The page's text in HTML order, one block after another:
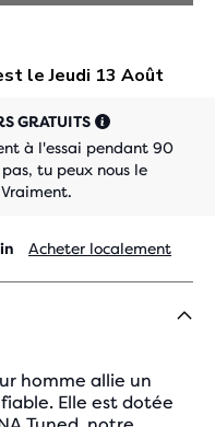
GRATUITS
à l'essai pendant 90
tu peux nous le
Acheter localement
homme allie un
Elle est dotée